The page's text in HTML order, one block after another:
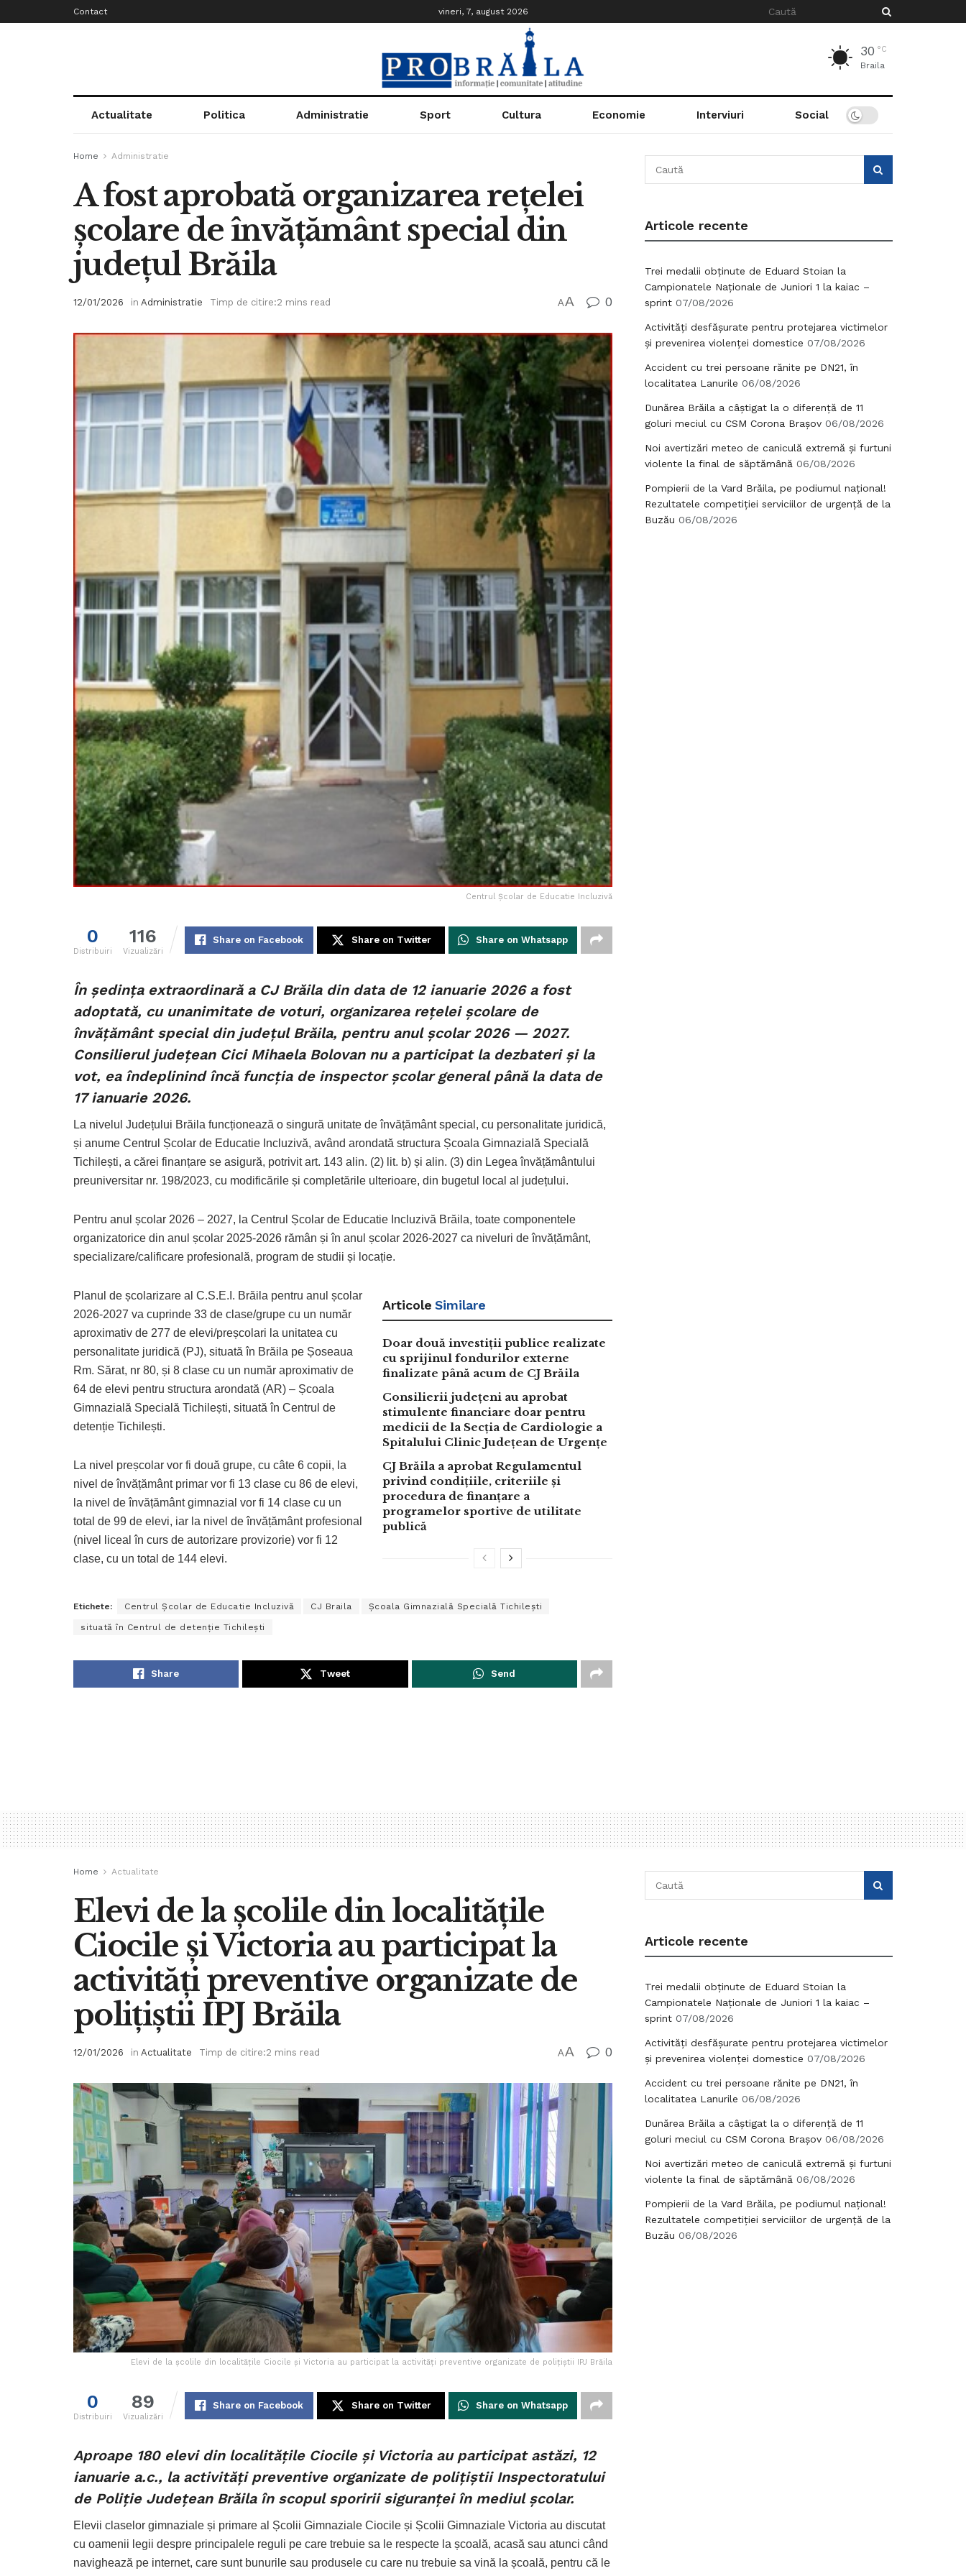
Contact vineri, 7, august 2026
30 °C
Braila
Actualitate Politica Administratie Sport Cultura Economie Interviuri Social
Home Administratie
A fost aprobată organizarea rețelei
școlare de învățământ special din
județul Brăila
12/01/2026 in Administratie Timp de citire:2 mins read AA 0
Centrul Școlar de Educatie Incluzivă
0
Distribuiri
116
Vizualizări
Share on Facebook Share on Twitter Share on Whatsapp
În ședința extraordinară a CJ Brăila din data de 12 ianuarie 2026 a fost
adoptată, cu unanimitate de voturi, organizarea rețelei școlare de
învățământ special din județul Brăila, pentru anul școlar 2026 — 2027.
Consilierul județean Cici Mihaela Bolovan nu a participat la dezbateri și la
vot, ea îndeplinind încă funcția de inspector școlar general până la data de
17 ianuarie 2026.
La nivelul Județului Brăila funcționează o singură unitate de învățământ special, cu personalitate juridică,
și anume Centrul Școlar de Educatie Incluzivă, având arondată structura Școala Gimnazială Specială
Tichilești, a cărei finanțare se asigură, potrivit art. 143 alin. (2) lit. b) și alin. (3) din Legea învățământului
preuniversitar nr. 198/2023, cu modificările și completările ulterioare, din bugetul local al județului.
Pentru anul școlar 2026 – 2027, la Centrul Școlar de Educatie Incluzivă Brăila, toate componentele
organizatorice din anul școlar 2025-2026 rămân și în anul școlar 2026-2027 ca niveluri de învățământ,
specializare/calificare profesională, program de studii și locație.
Articole Similare
Doar două investiții publice realizate
cu sprijinul fondurilor externe
finalizate până acum de CJ Brăila
Consilierii județeni au aprobat
stimulente financiare doar pentru
medicii de la Secția de Cardiologie a
Spitalului Clinic Județean de Urgențe
CJ Brăila a aprobat Regulamentul
privind condițiile, criteriile și
procedura de finanțare a
programelor sportive de utilitate
publică
Planul de școlarizare al C.S.E.I. Brăila pentru anul școlar
2026-2027 va cuprinde 33 de clase/grupe cu un număr
aproximativ de 277 de elevi/preșcolari la unitatea cu
personalitate juridică (PJ), situată în Brăila pe Șoseaua
Rm. Sărat, nr 80, și 8 clase cu un număr aproximativ de
64 de elevi pentru structura arondată (AR) – Școala
Gimnazială Specială Tichilești, situată în Centrul de
detenție Tichilești.
La nivel preșcolar vor fi două grupe, cu câte 6 copii, la
nivel de învățământ primar vor fi 13 clase cu 86 de elevi,
la nivel de învățământ gimnazial vor fi 14 clase cu un
total de 99 de elevi, iar la nivel de învățământ profesional
(nivel liceal în curs de autorizare provizorie) vor fi 12
clase, cu un total de 144 elevi.
Etichete: Centrul Școlar de Educatie Incluzivă CJ Braila Școala Gimnazială Specială Tichilești
situată în Centrul de detenție Tichilești
Share Tweet Send
Articole recente
Trei medalii obținute de Eduard Stoian la
Campionatele Naționale de Juniori 1 la kaiac –
sprint 07/08/2026
Activități desfășurate pentru protejarea victimelor
și prevenirea violenței domestice 07/08/2026
Accident cu trei persoane rănite pe DN21, în
localitatea Lanurile 06/08/2026
Dunărea Brăila a câștigat la o diferență de 11
goluri meciul cu CSM Corona Brașov 06/08/2026
Noi avertizări meteo de caniculă extremă și furtuni
violente la final de săptămână 06/08/2026
Pompierii de la Vard Brăila, pe podiumul național!
Rezultatele competiției serviciilor de urgență de la
Buzău 06/08/2026
Home Actualitate
Elevi de la școlile din localitățile
Ciocile și Victoria au participat la
activități preventive organizate de
polițiștii IPJ Brăila
12/01/2026 in Actualitate Timp de citire:2 mins read AA 0
Elevi de la școlile din localitățile Ciocile și Victoria au participat la activități preventive organizate de polițiștii IPJ Brăila
0
Distribuiri
89
Vizualizări
Share on Facebook Share on Twitter Share on Whatsapp
Aproape 180 elevi din localitățile Ciocile și Victoria au participat astăzi, 12
ianuarie a.c., la activități preventive organizate de polițiștii Inspectoratului
de Poliție Județean Brăila în scopul sporirii siguranței în mediul școlar.
Elevii claselor gimnaziale și primare al Școlii Gimnaziale Ciocile și Școlii Gimnaziale Victoria au discutat
cu oamenii legii despre principalele reguli pe care trebuie sa le respecte la școală, acasă sau atunci când
navighează pe internet, care sunt bunurile sau produsele cu care nu trebuie sa vină la școală, pentru că le
Articole recente
Trei medalii obținute de Eduard Stoian la
Campionatele Naționale de Juniori 1 la kaiac –
sprint 07/08/2026
Activități desfășurate pentru protejarea victimelor
și prevenirea violenței domestice 07/08/2026
Accident cu trei persoane rănite pe DN21, în
localitatea Lanurile 06/08/2026
Dunărea Brăila a câștigat la o diferență de 11
goluri meciul cu CSM Corona Brașov 06/08/2026
Noi avertizări meteo de caniculă extremă și furtuni
violente la final de săptămână 06/08/2026
Pompierii de la Vard Brăila, pe podiumul național!
Rezultatele competiției serviciilor de urgență de la
Buzău 06/08/2026